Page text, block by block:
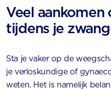
Veel aankomen
tijdens je
Sta je vaker op de
je verloskundige of
weten. Het is namelijk